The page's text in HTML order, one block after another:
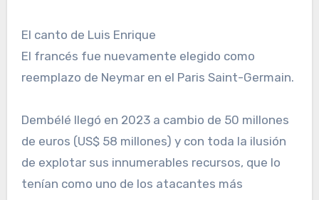
El canto de Luis Enrique
El francés fue nuevamente elegido como
reemplazo de Neymar en el Paris Saint-Germain.
Dembélé llegó en 2023 a cambio de 50 millones
de euros (US$ 58 millones) y con toda la ilusión
de explotar sus innumerables recursos, que lo
tenían como uno de los atacantes más